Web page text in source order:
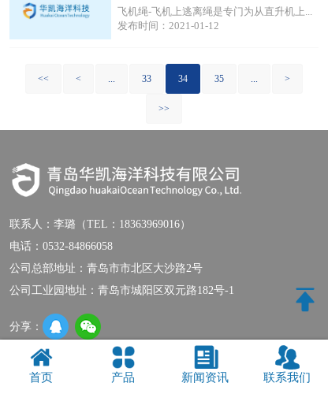
飞机绳-飞机上逃离绳是专门为从直升机上...
发布时间：2021-01-12
<< < ... 33 34 35 ... >
>>
联系人：李璐（TEL：18363969016）
电话：0532-84866058
公司总部地址：青岛市市北区大沙路2号
公司工业园地址：青岛市城阳区双元路182号-1
分享：
联系我们
Copyright © 2018-2019 青岛华凯海洋科技有限公司 版权所有
鲁ICP备
首页 产品 新闻资讯 联系我们